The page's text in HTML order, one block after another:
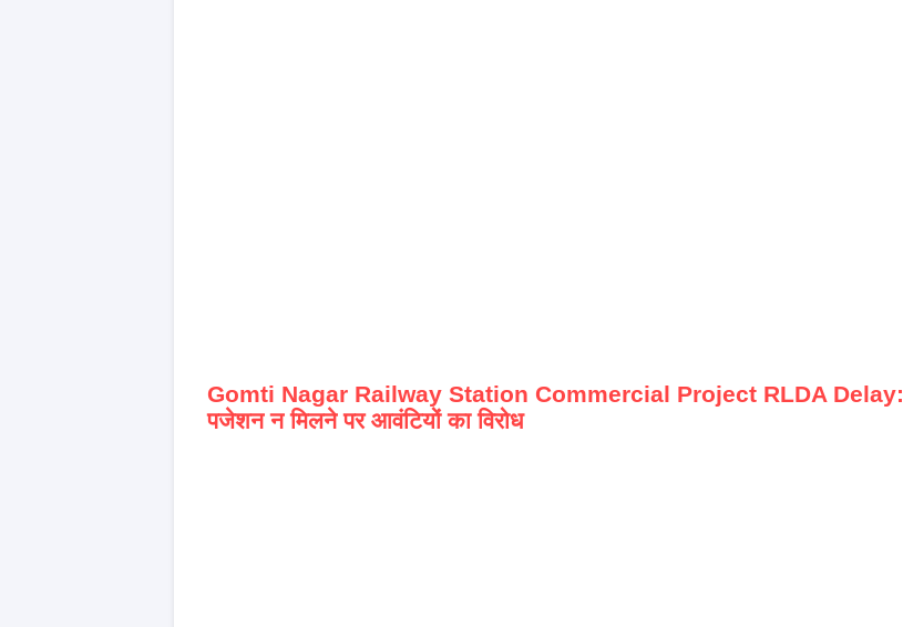
Gomti Nagar Railway Station Commercial Project RLDA Delay:
पजेशन न मिलने पर आवंटियों का विरोध